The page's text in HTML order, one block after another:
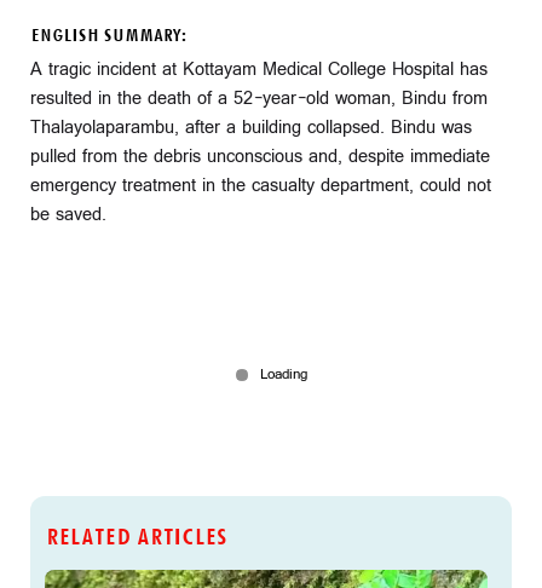
ENGLISH SUMMARY:
A tragic incident at Kottayam Medical College Hospital has
resulted in the death of a 52-year-old woman, Bindu from
Thalayolaparambu, after a building collapsed. Bindu was
pulled from the debris unconscious and, despite immediate
emergency treatment in the casualty department, could not
be saved.
RELATED ARTICLES